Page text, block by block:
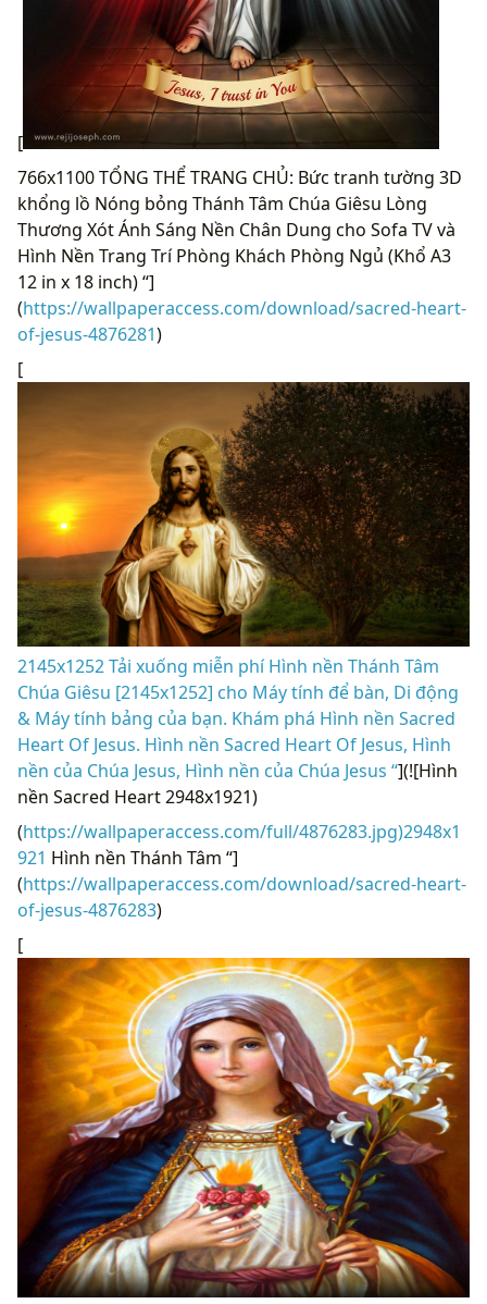
[
766x1100 TỔNG THỂ TRANG CHỦ: Bức tranh tường 3D
khổng lồ Nóng bỏng Thánh Tâm Chúa Giêsu Lòng
Thương Xót Ánh Sáng Nền Chân Dung cho Sofa TV và
Hình Nền Trang Trí Phòng Khách Phòng Ngủ (Khổ A3
12 in x 18 inch) “]
(https://wallpaperaccess.com/download/sacred-heart-
of-jesus-4876281)
[
2145x1252 Tải xuống miễn phí Hình nền Thánh Tâm
Chúa Giêsu [2145x1252] cho Máy tính để bàn, Di động
& Máy tính bảng của bạn. Khám phá Hình nền Sacred
Heart Of Jesus. Hình nền Sacred Heart Of Jesus, Hình
nền của Chúa Jesus, Hình nền của Chúa Jesus “](![Hình
nền Sacred Heart 2948x1921)
(https://wallpaperaccess.com/full/4876283.jpg)2948x1
921 Hình nền Thánh Tâm “]
(https://wallpaperaccess.com/download/sacred-heart-
of-jesus-4876283)
[